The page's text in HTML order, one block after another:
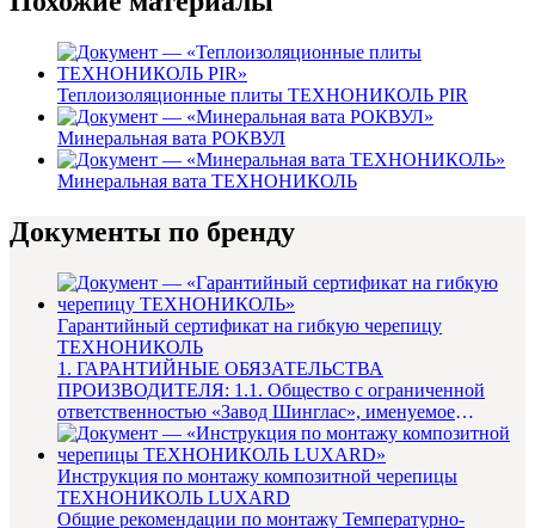
Теплоизоляционные плиты ТЕХНОНИКОЛЬ PIR
Минеральная вата РОКВУЛ
Минеральная вата ТЕХНОНИКОЛЬ
Документы по бренду
Гарантийный сертификат на гибкую черепицу
ТЕХНОНИКОЛЬ
1. ГАРАНТИЙНЫЕ ОБЯЗАТЕЛЬСТВА
ПРОИЗВОДИТЕЛЯ: 1.1. Общество с ограниченной
ответственностью «Завод Шинглас», именуемое
в дальнейшем «Производитель», гаранти...
Инструкция по монтажу композитной черепицы
ТЕХНОНИКОЛЬ LUXARD
Общие рекомендации по монтажу Температурно-